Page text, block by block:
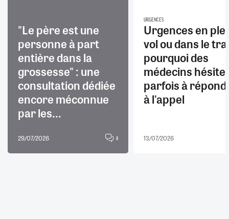
"Le père est une
personne à part
entière dans la
grossesse" : une
consultation dédiée
encore méconnue
par les...
29/07/2026 8
URGENCES
Urgences en
vol ou dans le
pourquoi des
médecins
parfois à
à l'appel
13/07/2026